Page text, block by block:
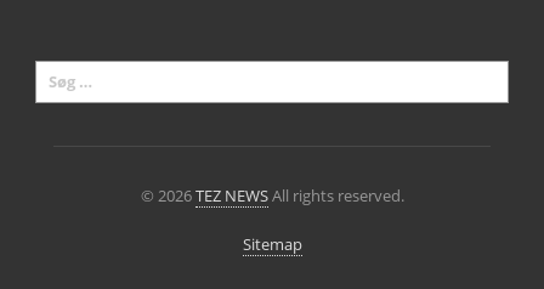
© 2026TEZ NEWSAll rights reserved.
Sitemap